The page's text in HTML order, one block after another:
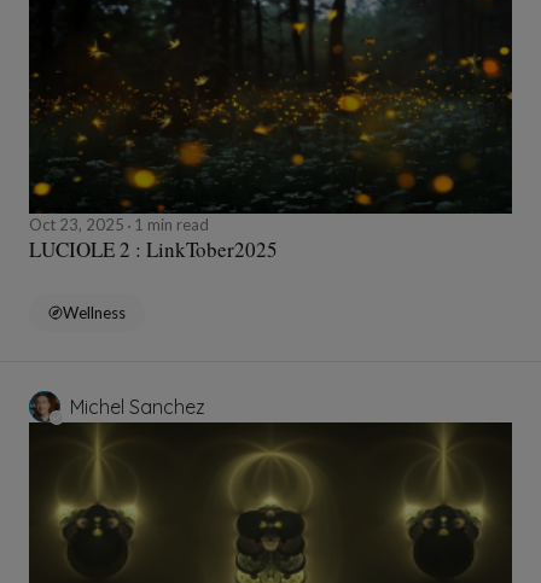
Oct 23, 2025 1 min read
LUCIOLE 2 : LinkTober2025
Wellness
Michel Sanchez